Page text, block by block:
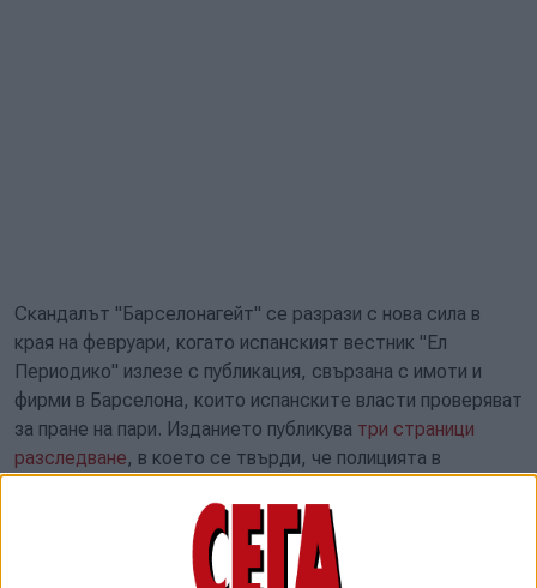
Скандалът "Барселонагейт" се разрази с нова сила в
края на февруари, когато испанският вестник "Ел
Периодико" излезе с публикация, свързана с имоти и
фирми в Барселона, които испанските власти проверяват
за пране на пари. Изданието публикува три страници
разследване, в което се твърди, че полицията в
за борба с корупцията към испанската прокуратура
разследват дали премиерът Бойко Борисов има
отношение към "международна схема за пране на пари",